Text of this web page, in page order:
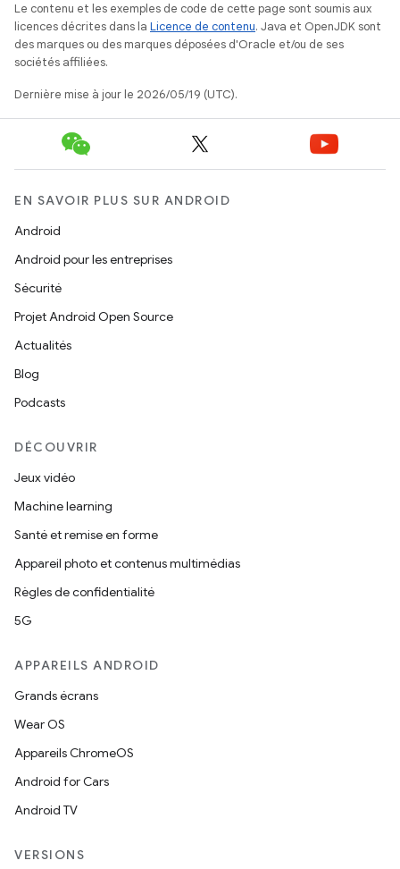
Le contenu et les exemples de code de cette page sont soumis aux
licences décrites dans la Licence de contenu. Java et OpenJDK sont
des marques ou des marques déposées d'Oracle et/ou de ses
sociétés affiliées.
Dernière mise à jour le 2026/05/19 (UTC).
EN SAVOIR PLUS SUR ANDROID
Android
Android pour les entreprises
Sécurité
Projet Android Open Source
Actualités
Blog
Podcasts
DÉCOUVRIR
Jeux vidéo
Machine learning
Santé et remise en forme
Appareil photo et contenus multimédias
Règles de confidentialité
5G
APPAREILS ANDROID
Grands écrans
Wear OS
Appareils ChromeOS
Android for Cars
Android TV
VERSIONS